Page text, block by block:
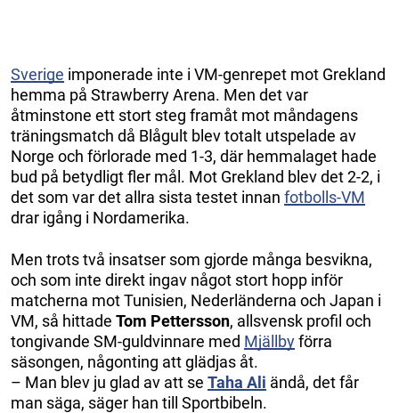
Sverige imponerade inte i VM-genrepet mot Grekland
hemma på Strawberry Arena. Men det var
åtminstone ett stort steg framåt mot måndagens
träningsmatch då Blågult blev totalt utspelade av
Norge och förlorade med 1-3, där hemmalaget hade
bud på betydligt fler mål. Mot Grekland blev det 2-2, i
det som var det allra sista testet innan fotbolls-VM
drar igång i Nordamerika.
Men trots två insatser som gjorde många besvikna,
och som inte direkt ingav något stort hopp inför
matcherna mot Tunisien, Nederländerna och Japan i
VM, så hittade Tom Pettersson, allsvensk profil och
tongivande SM-guldvinnare med Mjällbyförra
säsongen, någonting att glädjas åt.
– Man blev ju glad av att se Taha Ali ändå, det får
man säga, säger han till Sportbibeln.